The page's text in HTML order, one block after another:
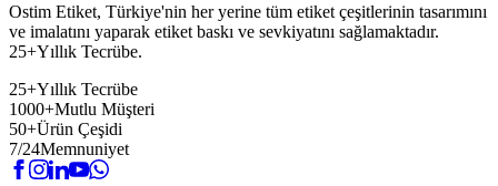
Ostim Etiket, Türkiye'nin her yerine tüm etiket çeşitlerinin tasarımını
ve imalatını yaparak etiket baskı ve sevkiyatını sağlamaktadır.
25+Yıllık Tecrübe.
25+Yıllık Tecrübe
1000+Mutlu Müşteri
50+Ürün Çeşidi
7/24Memnuniyet